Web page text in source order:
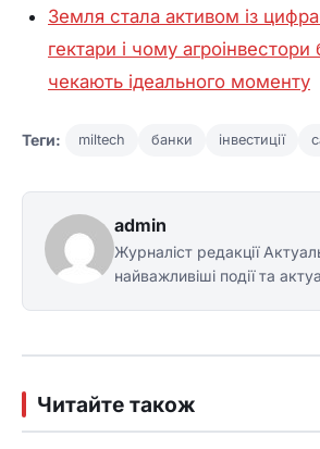
Земля стала активом із
гектари і чому агроінвестори
чекають ідеального моменту
Теги: miltech банки інвестиції
admin
Журналіст редакції
найважливіші події та
Читайте також